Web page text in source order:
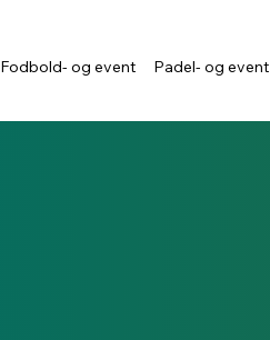
Fodbold- og event Padel- og event